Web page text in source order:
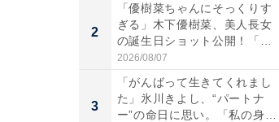
2
「優樹菜ちゃんにそっくりす
ぎる」木下優樹菜、美人長女
の誕生日ショット公開！「1
4...
2026/08/07
3
「がんばって生きてくれまし
た」氷川きよし、“パートナ
ー”の命日に思い。「私の身